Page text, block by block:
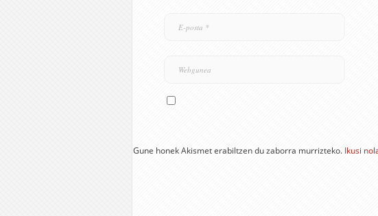
Gune honek Akismet erabiltzen du zaborra murrizteko. Ikusi